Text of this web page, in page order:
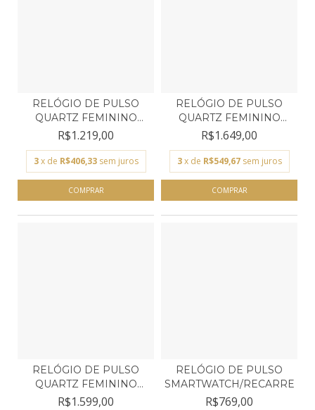
RELÓGIO DE PULSO
QUARTZ FEMININO
TECHNOS...
R$1.219,00
3 x de R$406,33 sem juros
RELÓGIO DE PULSO
QUARTZ FEMININO
TECHNOS...
R$1.649,00
3 x de R$549,67 sem juros
RELÓGIO DE PULSO
QUARTZ FEMININO
TECHNOS...
R$1.599,00
RELÓGIO DE PULSO
SMARTWATCH/
R$769,00